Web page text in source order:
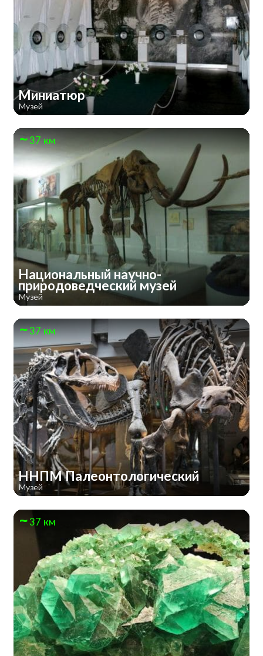
Миниатюр
Музей
37 км
Национальный научно-
природоведческий музей
Музей
37 км
ННПМ Палеонтологический
Музей
37 км